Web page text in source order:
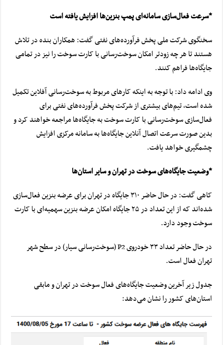
*سرعتفعال‌سازیسامانه‌ای پمپ بنزین‌ها افزایش یافته است
سخنگوی شرکت ملی پخش فرآورده‌های نفتی گفت: همکاران بنده در تلاش
هستند تا هر چه زودتر امکان سوخت‌رسانی با کارت سوخت را نیز در تمامی
جایگاه‌ها فراهم کنند.
وی ادامه داد: با توجه به اینکه کارهای مربوط به سوخت‌رسانیآفلاینتکمیل
شده است، تیم‌های بیشتری از شرکت پخش فرآورده‌های نفتی برای
فعال‌سازی سوخت‌رسانی با کارت سوخت به جایگاه‌ها مراجعه خواهند کرد و
بدین صورت سرعت اتصال آنلاینجایگاه‌ها به سامانه مرکزی افزایش
چشمگیری خواهد یافت.
*وضعیت جایگاه‌های سوخت در تهران و سایر استان‌ها
کاهی گفت: در حال حاضر ۳۱۰ جایگاه در تهران برای عرضه بنزین فعال‌سازی
شده‌اند که از این تعداد در ۲۵ جایگاه امکان عرضه بنزین سهمیه‌ای با کارت
سوخت وجود دارد.
در حال حاضر تعداد ۳۳ خودروی P2 (
سوخت‌رسانیسیار) در سطح شهر
تهران فعال است.
جدول زیر آخرین وضعیت جایگاه‌های فعال سوخت در تهران و مابقی
استان‌های کشور را نشان می‌دهد: